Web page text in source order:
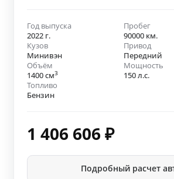
Год выпуска
2022 г.
Пробег
90000 км.
Кузов
Минивэн
Привод
Передний
Объём
1400 см3
Мощность
150 л.с.
Топливо
Бензин
1 406 606 ₽
Подробный расчет